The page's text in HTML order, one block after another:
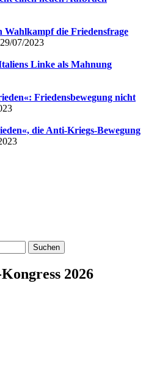
Wahlkampf die Friedensfrage
29/07/2023
Linke als Mahnung
Friedensbewegung nicht
die Anti-Kriegs-Bewegung
2026